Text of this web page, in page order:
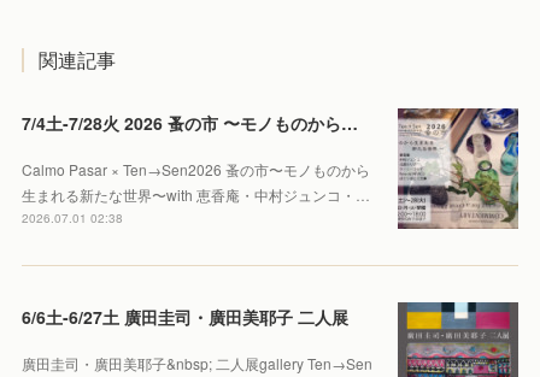
関連記事
7/4土-7/28火 2026 蚤の市 〜モノものから生まれる新たな世界〜
Calmo Pasar × Ten→Sen2026 蚤の市〜モノものから
生まれる新たな世界〜with 恵香庵・中村ジュンコ・…
2026.07.01 02:38
6/6土-6/27土 廣田圭司・廣田美耶子 二人展
廣田圭司・廣田美耶子&nbsp; 二人展gallery Ten→Sen